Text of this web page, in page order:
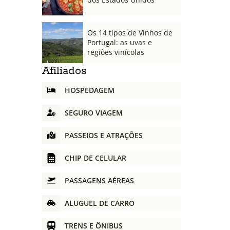
Os 14 tipos de Vinhos de
Portugal: as uvas e
regiões vinícolas
Afiliados
HOSPEDAGEM
SEGURO VIAGEM
PASSEIOS E ATRAÇÕES
CHIP DE CELULAR
PASSAGENS AÉREAS
ALUGUEL DE CARRO
TRENS E ÔNIBUS